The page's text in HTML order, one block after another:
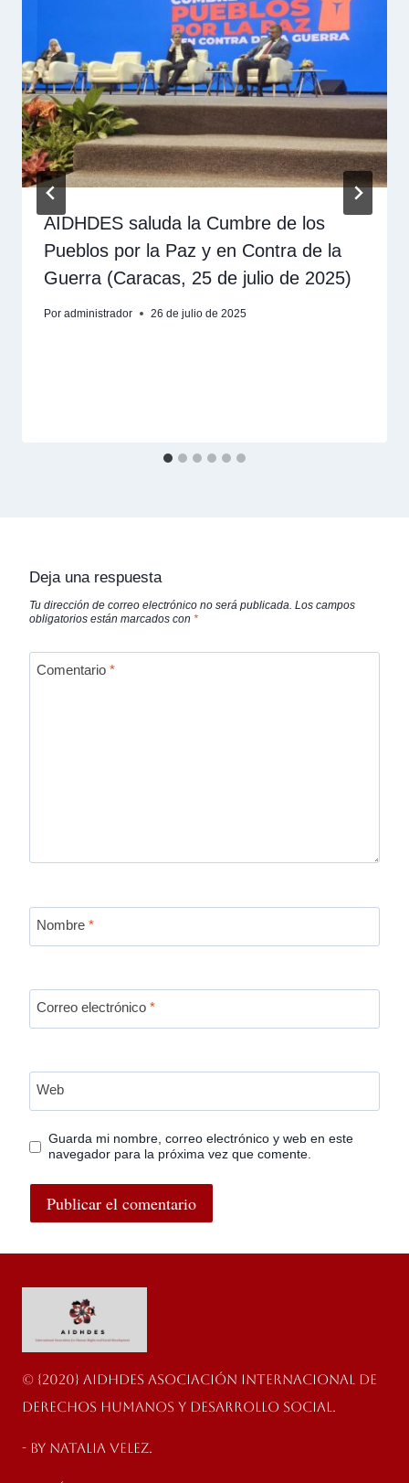
AIDHDES saluda la Cumbre de los
Pueblos por la Paz y en Contra de la
Guerra (Caracas, 25 de julio de 2025)
Por administrador 26 de julio de 2025
Deja una respuesta
Tu dirección de correo electrónico no será publicada. Los campos
obligatorios están marcados con *
Comentario *
Nombre *
Correo electrónico *
Web
Guarda mi nombre, correo electrónico y web en este
navegador para la próxima vez que comente.
© {2020} AIDHDES Asociación Internacional de
Derechos Humanos y Desarrollo Social.
- By Natalia velez.